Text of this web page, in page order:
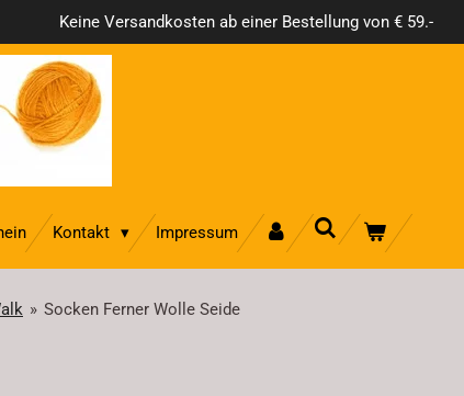
Keine Versandkosten ab einer Bestellung von € 59.-
Kontakt Impressum
» Socken Ferner Wolle Seide